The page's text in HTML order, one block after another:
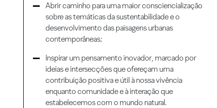
Abrir caminho para uma maior consciencialização
sobre as temáticas da sustentabilidade e o
desenvolvimento das paisagens urbanas
contemporâneas;
Inspirar um pensamento inovador, marcado por
ideias e intersecções que ofereçam uma
contribuição positiva e útil à nossa vivência
enquanto comunidade e à interação que
estabelecemos com o mundo natural.